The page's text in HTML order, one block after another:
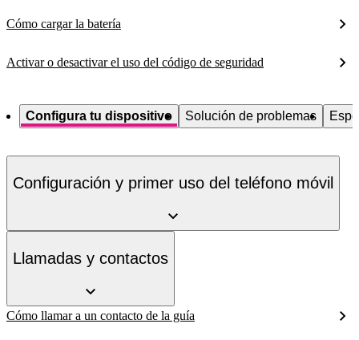
Cómo cargar la batería
Activar o desactivar el uso del código de seguridad
Configura tu dispositivo Solución de problemas
Configuración y primer uso del teléfono móvil
Llamadas y contactos
Cómo llamar a un contacto de la guía